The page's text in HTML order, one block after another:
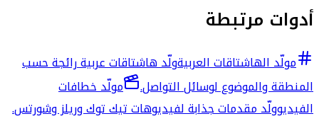
أدوات مرتبطة
مولّد الهاشتاقات العربيةولّد هاشتاقات عربية رائجة حسب
المنطقة والموضوع لوسائل التواصل.
مولّد خطافات
الفيديوولّد مقدمات جذابة لفيديوهات تيك توك وريلز وشورتس.